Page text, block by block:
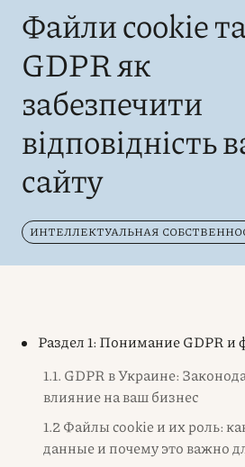
Файли cookie
GDPR як
забезпечити
відповідність
сайту
ИНТЕЛЛЕКТУАЛЬНАЯ
Раздел 1: Понимание GDPR и
1.1. GDPR в Украине:
влияние на ваш бизнес
1.2 Файлы cookie и их роль:
данные и почему это важно